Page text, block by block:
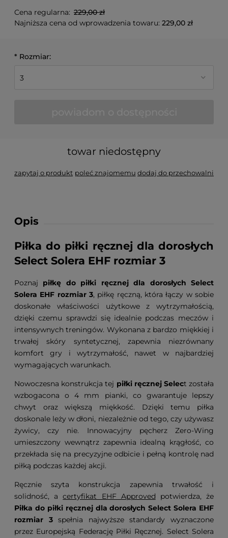
Cena regularna: 229,00 zł
Najniższa cena od wprowadzenia towaru: 229,00 zł
* Rozmiar:
towar niedostępny
zapytaj o produkt poleć znajomemu dodaj do przechowalni
Opis
Piłka do piłki ręcznej dla dorosłych
Select Solera EHF rozmiar 3
Poznaj piłkę do piłki ręcznej dla dorosłych Select
Solera EHF rozmiar 3, piłkę ręczną, która łączy w sobie
doskonałe właściwości użytkowe z wytrzymałością,
dzięki czemu sprawdzi się idealnie podczas meczów i
intensywnych treningów. Wykonana z bardzo miękkiej i
trwałej skóry syntetycznej, zapewnia niezrównany
komfort gry i wytrzymałość, nawet w najbardziej
wymagających warunkach.
Nowoczesna konstrukcja tej piłki ręcznej Select została
wzbogacona o 4 mm pianki, co gwarantuje lepszy
chwyt oraz większą miękkość. Dzięki temu piłka
doskonale leży w dłoni, niezależnie od tego, czy używasz
żywicy, czy nie. Innowacyjny pęcherz Zero-Wing
umieszczony wewnątrz zapewnia idealną krągłość, co
przekłada się na precyzyjne odbicie i pełną kontrolę nad
piłką podczas każdej akcji.
Ręcznie szyta konstrukcja zapewnia trwałość i
solidność, acertyfikat EHF Approved potwierdza, że
Piłka do piłki ręcznej dla dorosłych Select Solera EHF
rozmiar 3spełnia najwyższe standardy wyznaczone
przez Europejską Federację Piłki Ręcznej. Select Solera